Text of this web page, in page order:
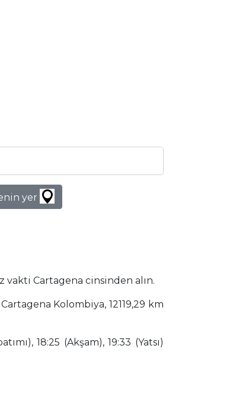
yer
vakti Cartagena cinsinden alın.
Kolombiya, 12119,29 km
18:25 (Akşam), 19:33 (Yatsı)